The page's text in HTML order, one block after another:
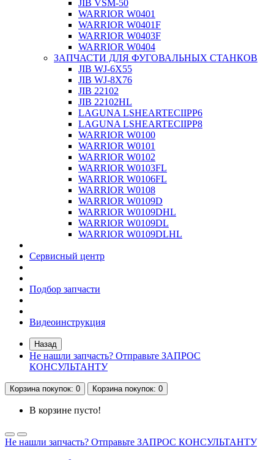
JIB VSM-50
WARRIOR W0401
WARRIOR W0401F
WARRIOR W0403F
WARRIOR W0404
ЗАПЧАСТИ ДЛЯ ФУГОВАЛЬНЫХ СТАНКОВ
JIB WJ-6X55
JIB WJ-8X76
JIB 22102
JIB 22102HL
LAGUNA LSHEARTECIIPP6
LAGUNA LSHEARTECIIPP8
WARRIOR W0100
WARRIOR W0101
WARRIOR W0102
WARRIOR W0103FL
WARRIOR W0106FL
WARRIOR W0108
WARRIOR W0109D
WARRIOR W0109DHL
WARRIOR W0109DL
WARRIOR W0109DLHL
Сервисный центр
Подбор запчасти
Видеоинструкция
Назад
Не нашли запчасть? Отправьте ЗАПРОС
КОНСУЛЬТАНТУ
Корзинапокупок: 0 Корзинапокупок: 0
В корзине пусто!
Не нашли запчасть? Отправьте ЗАПРОС КОНСУЛЬТАНТУ